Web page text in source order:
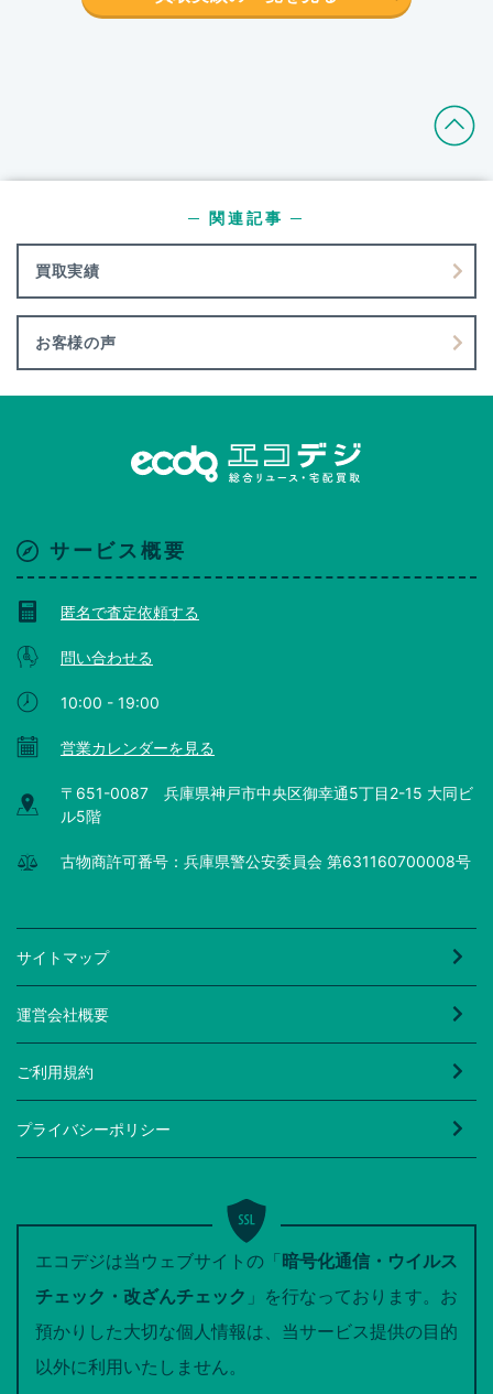
買取実績
─ 関連記事 ─
お客様の声
サービス概要
匿名で査定依頼する
問い合わせる
10:00 - 19:00
営業カレンダーを見る
〒651-0087 兵庫県神戸市中央区御幸通5丁目2-15 大同ビ
ル5階
古物商許可番号：兵庫県警公安委員会 第631160700008号
サイトマップ
運営会社概要
ご利用規約
プライバシーポリシー
エコデジは当ウェブサイトの「暗号化通信・ウイルス
チェック・改ざんチェック 」を行なっております。お
預かりした大切な個人情報は、当サービス提供の目的
以外に利用いたしません。